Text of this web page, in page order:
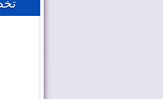
تخصيص 400 منصب مالي